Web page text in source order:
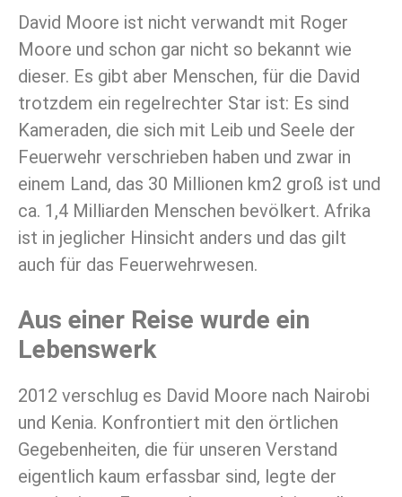
David Moore ist nicht verwandt mit Roger
Moore und schon gar nicht so bekannt wie
dieser. Es gibt aber Menschen, für die David
trotzdem ein regelrechter Star ist: Es sind
Kameraden, die sich mit Leib und Seele der
Feuerwehr verschrieben haben und zwar in
einem Land, das 30 Millionen km2 groß ist und
ca. 1,4 Milliarden Menschen bevölkert. Afrika
ist in jeglicher Hinsicht anders und das gilt
auch für das Feuerwehrwesen.
Aus einer Reise wurde ein
Lebenswerk
2012 verschlug es David Moore nach Nairobi
und Kenia. Konfrontiert mit den örtlichen
Gegebenheiten, die für unseren Verstand
eigentlich kaum erfassbar sind, legte der